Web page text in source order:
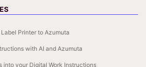
Printer to Azumuta
with AI and Azumuta
into your Digital Work Instructions